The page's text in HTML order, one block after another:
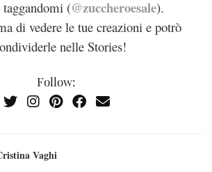
(@zuccheroesale).
di vedere le tue creazioni e potrò
nelle Stories!
Follow:
Vaghi